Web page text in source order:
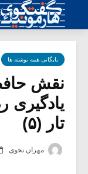
بایگانی همه نوشته ها
نقش
یادگیری
تار (۵)
مهران نحوی